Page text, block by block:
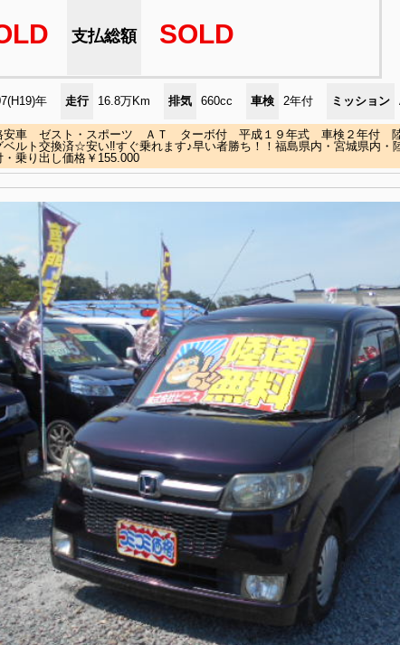
支払総額 SOLD
年 走行 16.8万Km 排気 660cc 車検 2年付 ミッション
安車 ゼスト・スポーツ ＡＴ ターボ付 平成１９年式 車検２年付 陸
ベルト交換済☆安い‼すぐ乗れます♪早い者勝ち！！福島県内・宮城県内・
・乗り出し価格￥155.000